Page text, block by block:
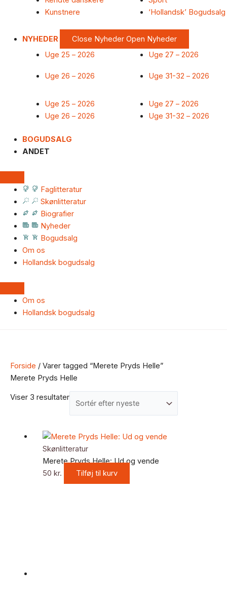
Kunstnere
‘Hollandsk’ Bogudsalg
NYHEDER Close Nyheder Open Nyheder
Uge 25 – 2026
Uge 26 – 2026
Uge 27 – 2026
Uge 31-32 – 2026
Uge 25 – 2026
Uge 26 – 2026
Uge 27 – 2026
Uge 31-32 – 2026
BOGUDSALG
ANDET
Faglitteratur
Skønlitteratur
Biografier
Nyheder
Bogudsalg
Om os
Hollandsk bogudsalg
Om os
Hollandsk bogudsalg
Forside / Varer tagged “Merete Pryds Helle”
Merete Pryds Helle
Viser 3 resultater
Skønlitteratur
Merete Pryds Helle: Ud og vende
50 kr. Tilføj til kurv